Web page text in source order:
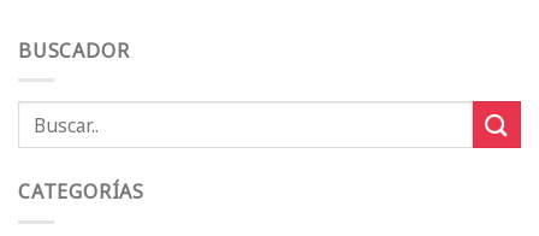
BUSCADOR
CATEGORÍAS